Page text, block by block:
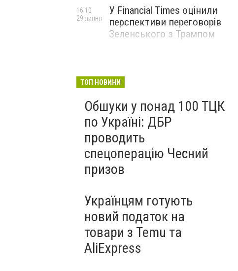
У Financial Times оцінили
перспективи переговорів
Зеленського з Трампом
16:10
29 липня
ТОП НОВИНИ
Обшуки у понад 100 ТЦК
по Україні: ДБР
проводить
спецоперацію Чесний
призов
Українцям готують
новий податок на
товари з Temu та
AliExpress